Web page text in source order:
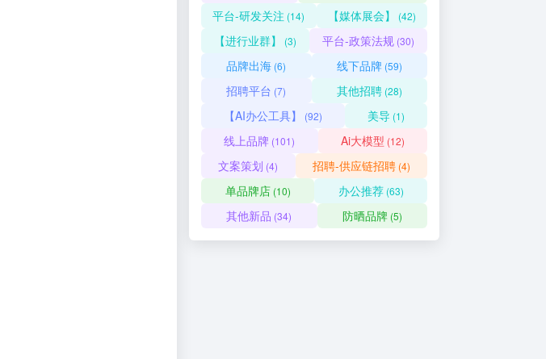
平台-研发关注 (14) 【媒体展会】 (42)
【进行业群】 (3) 平台-政策法规 (30)
品牌出海 (6) 线下品牌(59)
招聘平台 (7) 其他招聘(28)
【AI办公工具】 (92) 美导 (1)
线上品牌 (101) Ai大模型 (12)
文案策划 (4) 招聘-供应链招聘(4)
单品牌店(10) 办公推荐(63)
其他新品 (34) 防晒品牌(5)